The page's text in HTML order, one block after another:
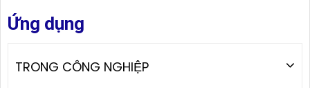
Ứng dụng
TRONG CÔNG NGHIỆP